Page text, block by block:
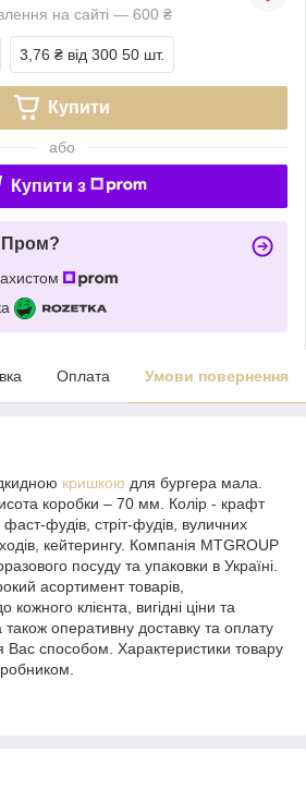
на сайті — 600 ₴
3,76 ₴ від 300 50 шт.
Купити
або
Купити з
Пром?
Оплата Умови повернення
кришкою для бургера мала.
коробки – 70 мм. Колір - крафт
фаст-фудів, стріт-фудів, вуличних
кейтерингу. Компанія MTGROUP
посуду та упаковки в Україні.
асортимент товарів,
кожного клієнта, вигідні ціни та
також оперативну доставку та оплату
способом. Характеристики товару